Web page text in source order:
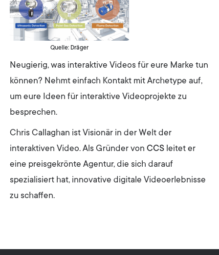
Quelle: Dräger
Neugierig, was interaktive Videos für eure Marke tun
können? Nehmt einfach Kontakt mit Archetype auf,
um eure Ideen für interaktive Videoprojekte zu
besprechen.
Chris Callaghan ist Visionär in der Welt der
interaktiven Video. Als Gründer von CCS leitet er
eine preisgekrönte Agentur, die sich darauf
spezialisiert hat, innovative digitale Videoerlebnisse
zu schaffen.